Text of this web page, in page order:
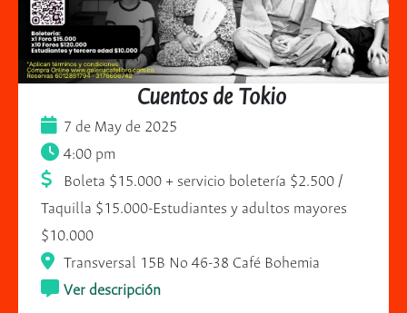
Cuentos de Tokio
7 de May de 2025
4:00 pm
Boleta $15.000 + servicio boletería $2.500 /
Taquilla $15.000-Estudiantes y adultos mayores
$10.000
Transversal 15B No 46-38 Café Bohemia
Ver descripción